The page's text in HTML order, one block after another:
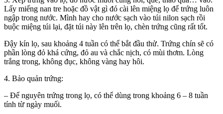
Lấy miếng nan tre hoặc đồ vật gì đó cài lên miệng lọ để trứng luôn
ngập trong nước. Mình hay cho nước sạch vào túi nilon sạch rồi
buộc miệng túi lại, đặt túi này lên trên lọ, chèn trứng cũng rất tốt.
Đậy kín lọ, sau khoảng 4 tuần có thể bắt đầu thử. Trứng chín sẽ có
phần lòng đỏ khá cứng, đỏ au và chắc nịch, có mùi thơm. Lòng
trắng trong, không đục, không vàng hay hôi.
4. Bảo quản trứng:
– Để nguyên trứng trong lọ, có thể dùng trong khoảng 6 – 8 tuần
tính từ ngày muối.